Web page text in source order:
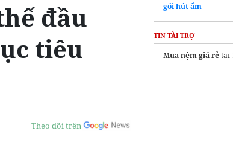
đầu
tiêu
Theo dõi trên
gói hút ẩm
TIN TÀI TRỢ
Mua nệm giá rẻtại